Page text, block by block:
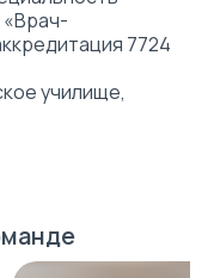
7724
училище,